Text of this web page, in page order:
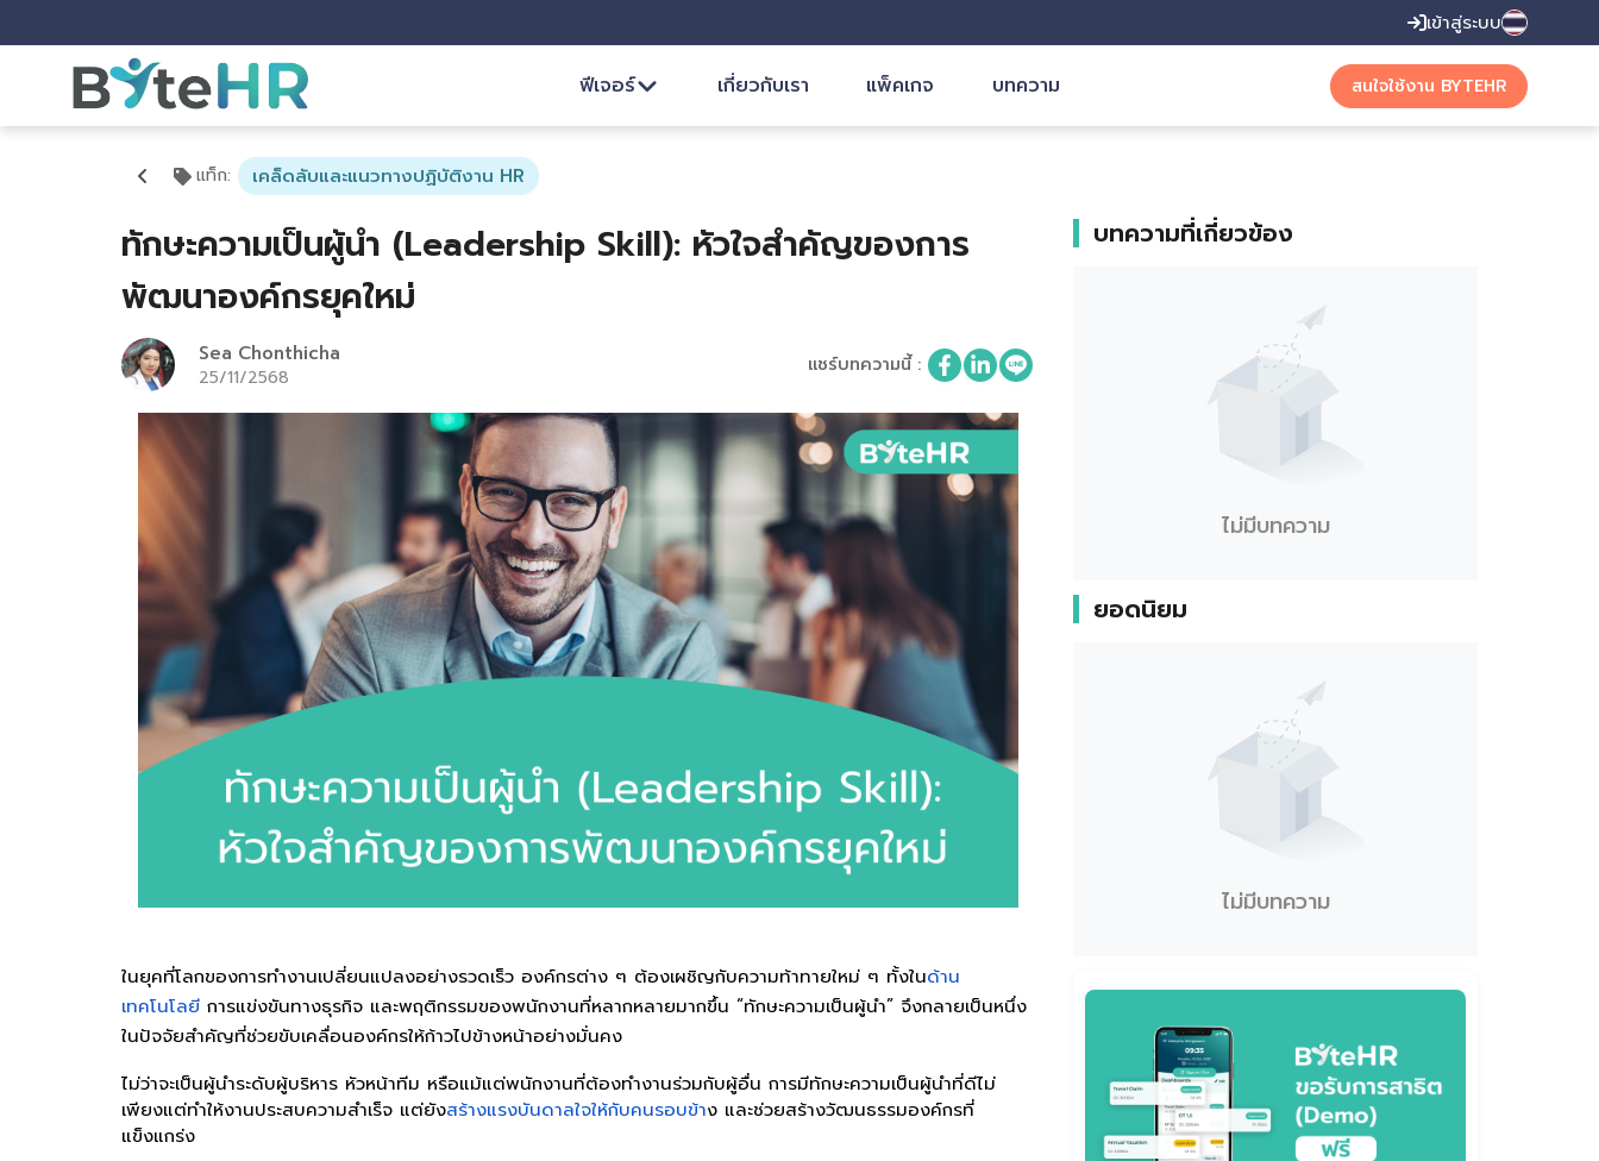
เข้าสู่ระบบ
English
Thai
ฟีเจอร์ เกี่ยวกับเรา แพ็คเกจ บทความ สนใจใช้งาน BYTEHR
แท็ก: เคล็ดลับและแนวทางปฏิบัติงาน HR
ทักษะความเป็นผู้นำ (Leadership Skill): หัวใจสำคัญของการ
พัฒนาองค์กรยุคใหม่
Sea Chonthicha
25/11/2568
แชร์บทความนี้:
ในยุคที่โลกของการทำงานเปลี่ยนแปลงอย่างรวดเร็ว องค์กรต่าง ๆ ต้องเผชิญกับความท้าทายใหม่ ๆ ทั้งในด้าน
เทคโนโลยี การแข่งขันทางธุรกิจ และพฤติกรรมของพนักงานที่หลากหลายมากขึ้น “ทักษะความเป็นผู้นำ” จึงกลายเป็นหนึ่ง
ในปัจจัยสำคัญที่ช่วยขับเคลื่อนองค์กรให้ก้าวไปข้างหน้าอย่างมั่นคง
ไม่ว่าจะเป็นผู้นำระดับผู้บริหาร หัวหน้าทีม หรือแม้แต่พนักงานที่ต้องทำงานร่วมกับผู้อื่น การมีทักษะความเป็นผู้นำที่ดีไม่
เพียงแต่ทำให้งานประสบความสำเร็จ แต่ยังสร้างแรงบันดาลใจให้กับคนรอบข้าง และช่วยสร้างวัฒนธรรมองค์กรที่
แข็งแกร่ง
บทความที่เกี่ยวข้อง
ไม่มีบทความ
ยอดนิยม
ไม่มีบทความ